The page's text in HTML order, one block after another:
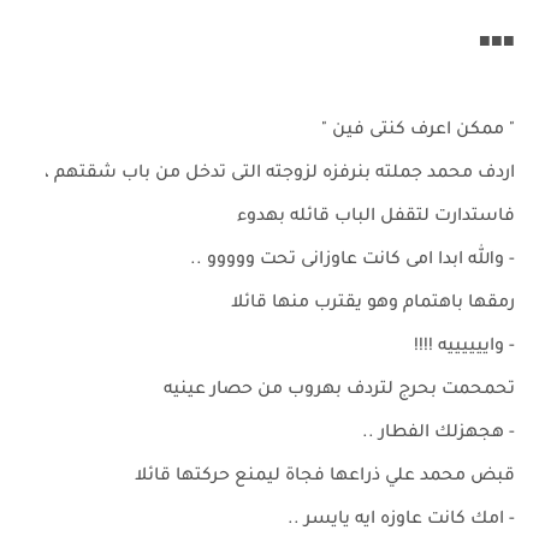
■■■
" ممكن اعرف كنتى فين "
اردف محمد جملته بنرفزه لزوجته التى تدخل من باب شقتهم ،
فاستدارت لتقفل الباب قائله بهدوء
- والله ابدا امى كانت عاوزانى تحت ووووو ..
رمقها باهتمام وهو يقترب منها قائلا
- واييييييه !!!!
تحمحمت بحرج لتردف بهروب من حصار عينيه
- هجهزلك الفطار ..
قبض محمد علي ذراعها فجاة ليمنع حركتها قائلا
- امك كانت عاوزه ايه يايسر ..